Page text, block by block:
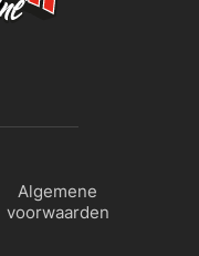
Algemene
voorwaarden